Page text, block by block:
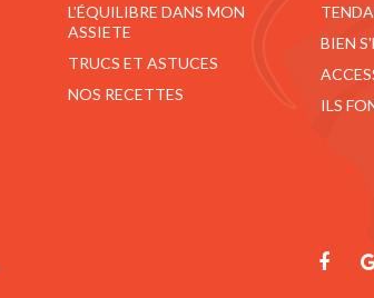
L'ÉQUILIBRE DANS MON
ASSIETE
TRUCS ET ASTUCES
NOS RECETTES
BIEN
ILS